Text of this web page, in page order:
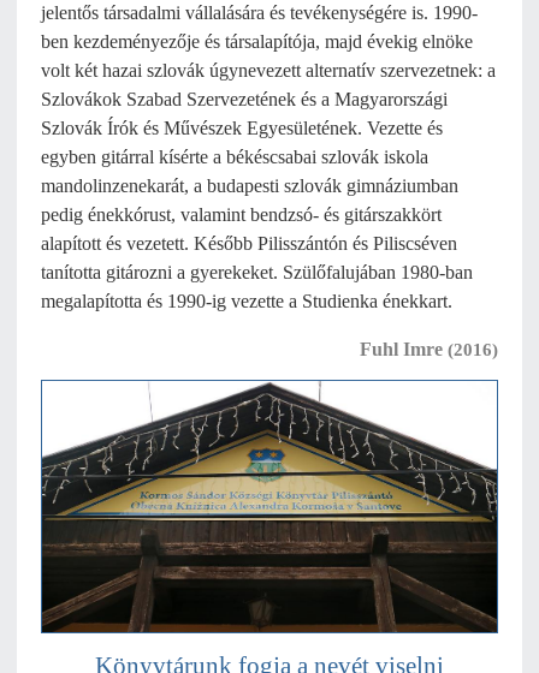
jelentős társadalmi vállalására és tevékenységére is. 1990-
ben kezdeményezője és társalapítója, majd évekig elnöke
volt két hazai szlovák úgynevezett alternatív szervezetnek: a
Szlovákok Szabad Szervezetének és a Magyarországi
Szlovák Írók és Művészek Egyesületének. Vezette és
egyben gitárral kísérte a békéscsabai szlovák iskola
mandolinzenekarát, a budapesti szlovák gimnáziumban
pedig énekkórust, valamint bendzsó- és gitárszakkört
alapított és vezetett. Később Pilisszántón és Piliscséven
tanította gitározni a gyerekeket. Szülőfalujában 1980-ban
megalapította és 1990-ig vezette a Studienka énekkart.
Fuhl Imre (2016)
Könyvtárunk fogja a nevét viselni